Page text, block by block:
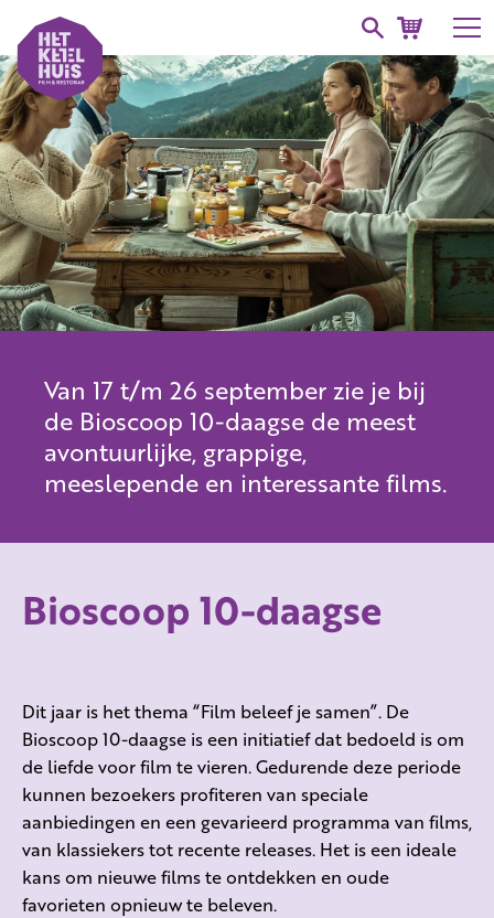
Van 17 t/m 26 september zie je bij
de Bioscoop 10-daagse de meest
avontuurlijke, grappige,
meeslepende en interessante films.
Bioscoop 10-daagse
Dit jaar is het thema “Film beleef je samen”. De
Bioscoop 10-daagse is een initiatief dat bedoeld is om
de liefde voor film te vieren. Gedurende deze periode
kunnen bezoekers profiteren van speciale
aanbiedingen en een gevarieerd programma van films,
van klassiekers tot recente releases. Het is een ideale
kans om nieuwe films te ontdekken en oude
favorieten opnieuw te beleven.